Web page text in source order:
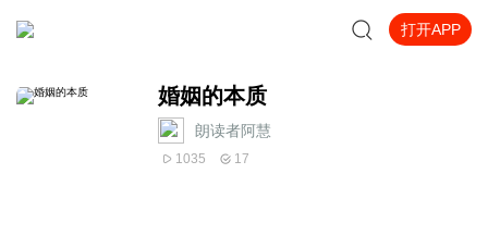
打开APP
婚姻的本质
朗读者阿慧
1035 17